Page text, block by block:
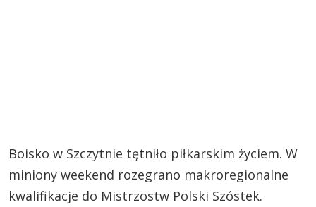
Boisko w Szczytnie tętniło piłkarskim życiem. W
miniony weekend rozegrano makroregionalne
kwalifikacje do Mistrzostw Polski Szóstek.